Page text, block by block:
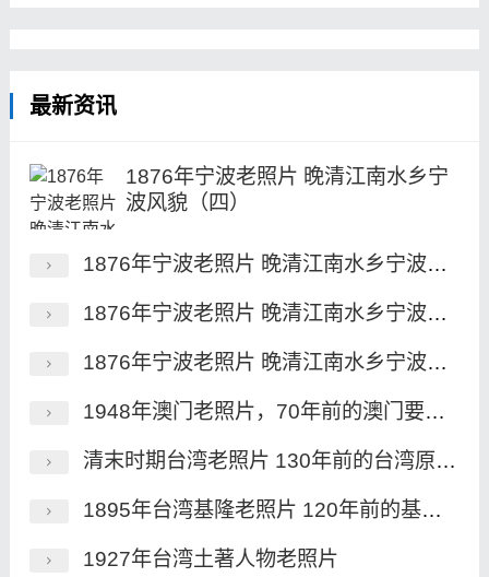
最新资讯
1876年宁波老照片 晚清江南水乡宁
波风貌（四）
1876年宁波老照片 晚清江南水乡宁波风貌（三）
1876年宁波老照片 晚清江南水乡宁波风貌（二）
1876年宁波老照片 晚清江南水乡宁波风貌（一）
1948年澳门老照片，70年前的澳门要塞、永隆银号及街景
清末时期台湾老照片 130年前的台湾原住民族风貌一览
1895年台湾基隆老照片 120年前的基隆港及炮台
1927年台湾土著人物老照片